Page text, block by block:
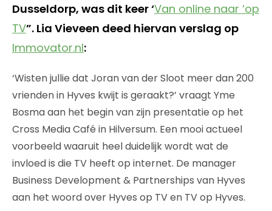
Dusseldorp, was dit keer ‘Van online naar ‘op
TV”. Lia Vieveen deed hiervan verslag op
Immovator.nl:
‘Wisten jullie dat Joran van der Sloot meer dan 200
vrienden in Hyves kwijt is geraakt?’ vraagt Yme
Bosma aan het begin van zijn presentatie op het
Cross Media Café in Hilversum. Een mooi actueel
voorbeeld waaruit heel duidelijk wordt wat de
invloed is die TV heeft op internet. De manager
Business Development & Partnerships van Hyves
aan het woord over Hyves op TV en TV op Hyves.